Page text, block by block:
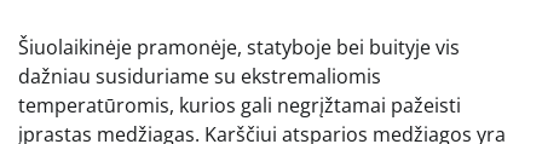
Šiuolaikinėje pramonėje, statyboje bei buityje vis
dažniau susiduriame su ekstremaliomis
temperatūromis, kurios gali negrįžtamai pažeisti
įprastas medžiagas. Karščiui atsparios medžiagos yra